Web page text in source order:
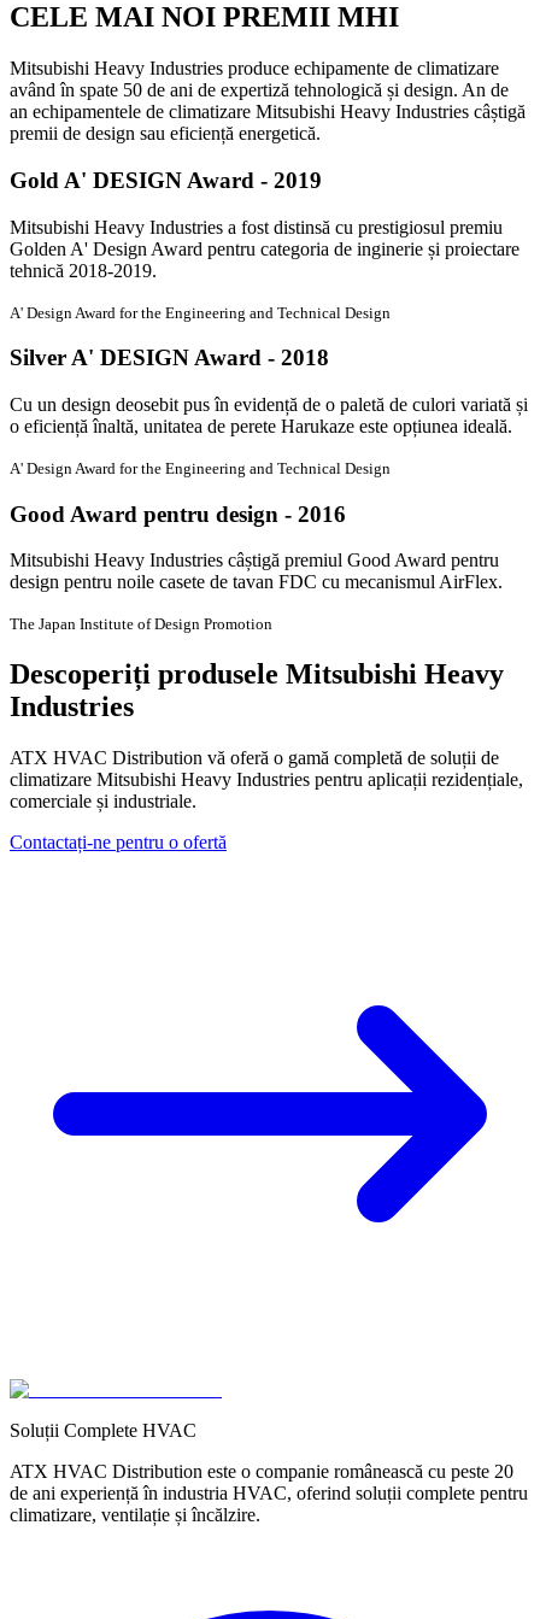
CELE MAI NOI PREMII MHI
Mitsubishi Heavy Industries produce echipamente de climatizare
având în spate 50 de ani de expertiză tehnologică și design. An de
an echipamentele de climatizare Mitsubishi Heavy Industries câștigă
premii de design sau eficiență energetică.
Gold A' DESIGN Award - 2019
Mitsubishi Heavy Industries a fost distinsă cu prestigiosul premiu
Golden A' Design Award pentru categoria de inginerie și proiectare
tehnică 2018-2019.
A' Design Award for the Engineering and Technical Design
Silver A' DESIGN Award - 2018
Cu un design deosebit pus în evidență de o paletă de culori variată și
o eficiență înaltă, unitatea de perete Harukaze este opțiunea ideală.
A' Design Award for the Engineering and Technical Design
Good Award pentru design - 2016
Mitsubishi Heavy Industries câștigă premiul Good Award pentru
design pentru noile casete de tavan FDC cu mecanismul AirFlex.
The Japan Institute of Design Promotion
Descoperiți produsele Mitsubishi Heavy
Industries
ATX HVAC Distribution vă oferă o gamă completă de soluții de
climatizare Mitsubishi Heavy Industries pentru aplicații rezidențiale,
comerciale și industriale.
Contactați-ne pentru o ofertă
Soluții Complete HVAC
ATX HVAC Distribution este o companie românească cu peste 20
de ani experiență în industria HVAC, oferind soluții complete pentru
climatizare, ventilație și încălzire.